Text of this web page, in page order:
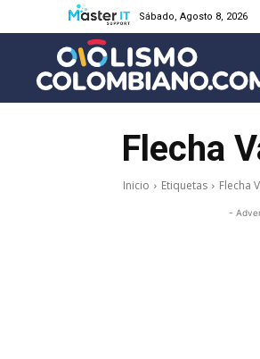
Sábado, Agosto 8, 2026
Flecha
Inicio Etiquetas Flecha
-